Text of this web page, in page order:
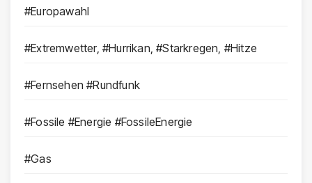
#Europawahl
#Extremwetter, #Hurrikan, #Starkregen, #Hitze
#Fernsehen #Rundfunk
#Fossile #Energie #FossileEnergie
#Gas